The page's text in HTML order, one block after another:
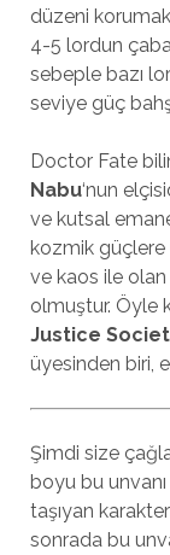
düzeni
4-5 lordun
sebeple bazı
seviye güç
Doctor Fate
Nabu‘nun
ve kutsal
kozmik güçlere
ve kaos ile
olmuştur. Öyle
Justice
üyesinden biri,
Şimdi size
boyu bu unvanı
taşıyan
sonrada bu